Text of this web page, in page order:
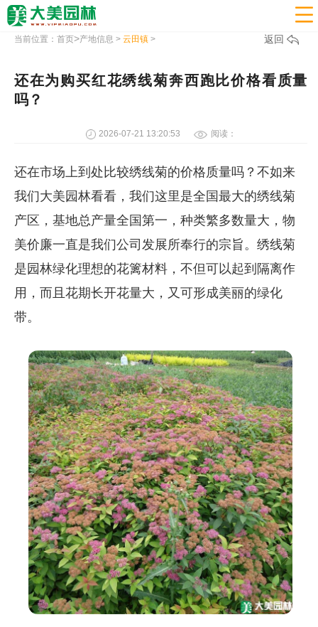

当前位置： 首页>产地信息 > 云田镇> 返回
还在为购买红花绣线菊奔西跑比价格看质量
吗？
2026-07-21 13:20:53 阅读：
还在市场上到处比较绣线菊的价格质量吗？不如来
我们大美园林看看，我们这里是全国最大的绣线菊
产区，基地总产量全国第一，种类繁多数量大，物
美价廉一直是我们公司发展所奉行的宗旨。绣线菊
是园林绿化理想的花篱材料，不但可以起到隔离作
用，而且花期长开花量大，又可形成美丽的绿化
带。